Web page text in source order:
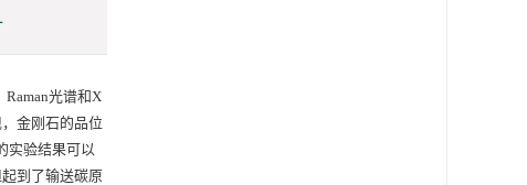
光谱和X
金刚石的品位
实验结果可以
到了输送碳原